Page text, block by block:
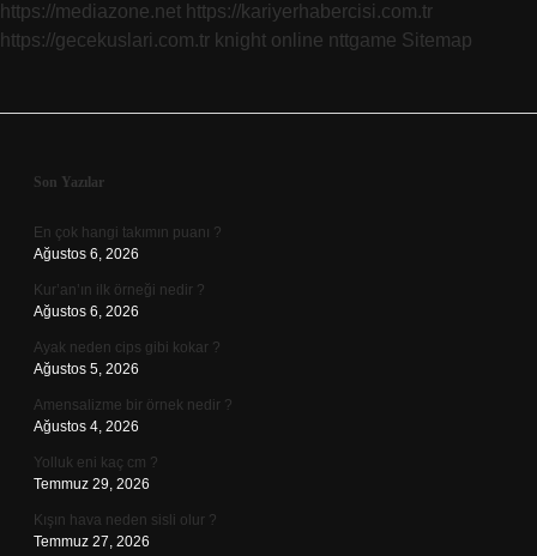
https://mediazone.net https://kariyerhabercisi.com.tr
https://gecekuslari.com.tr knight online nttgame Sitemap
Sidebar
Son Yazılar
En çok hangi takımın puanı ?
Ağustos 6, 2026
Kur’an’ın ilk örneği nedir ?
Ağustos 6, 2026
Ayak neden cips gibi kokar ?
Ağustos 5, 2026
Amensalizme bir örnek nedir ?
Ağustos 4, 2026
Yolluk eni kaç cm ?
Temmuz 29, 2026
Kışın hava neden sisli olur ?
Temmuz 27, 2026